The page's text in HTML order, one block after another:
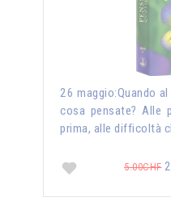
26 maggio:Quando
cosa pensate? Alle
prima, alle difficoltà
5.00CHF